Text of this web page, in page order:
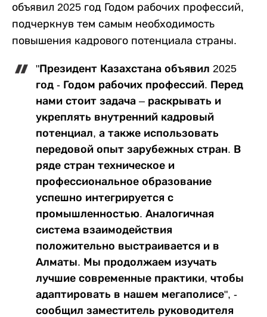
объявил 2025 год Годом рабочих профессий,
подчеркнув тем самым необходимость
повышения кадрового потенциала страны.
"Президент Казахстана объявил 2025
год - Годом рабочих профессий. Перед
нами стоит задача – раскрывать и
укреплять внутренний кадровый
потенциал, а также использовать
передовой опыт зарубежных стран. В
ряде стран техническое и
профессиональное образование
успешно интегрируется с
промышленностью. Аналогичная
система взаимодействия
положительно выстраивается и в
Алматы. Мы продолжаем изучать
лучшие современные практики, чтобы
адаптировать в нашем мегаполисе", -
сообщил заместитель руководителя